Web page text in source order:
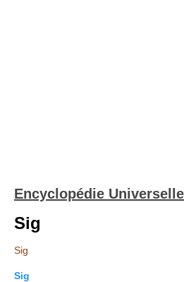
Encyclopédie Universelle
Sig
Sig
Sig